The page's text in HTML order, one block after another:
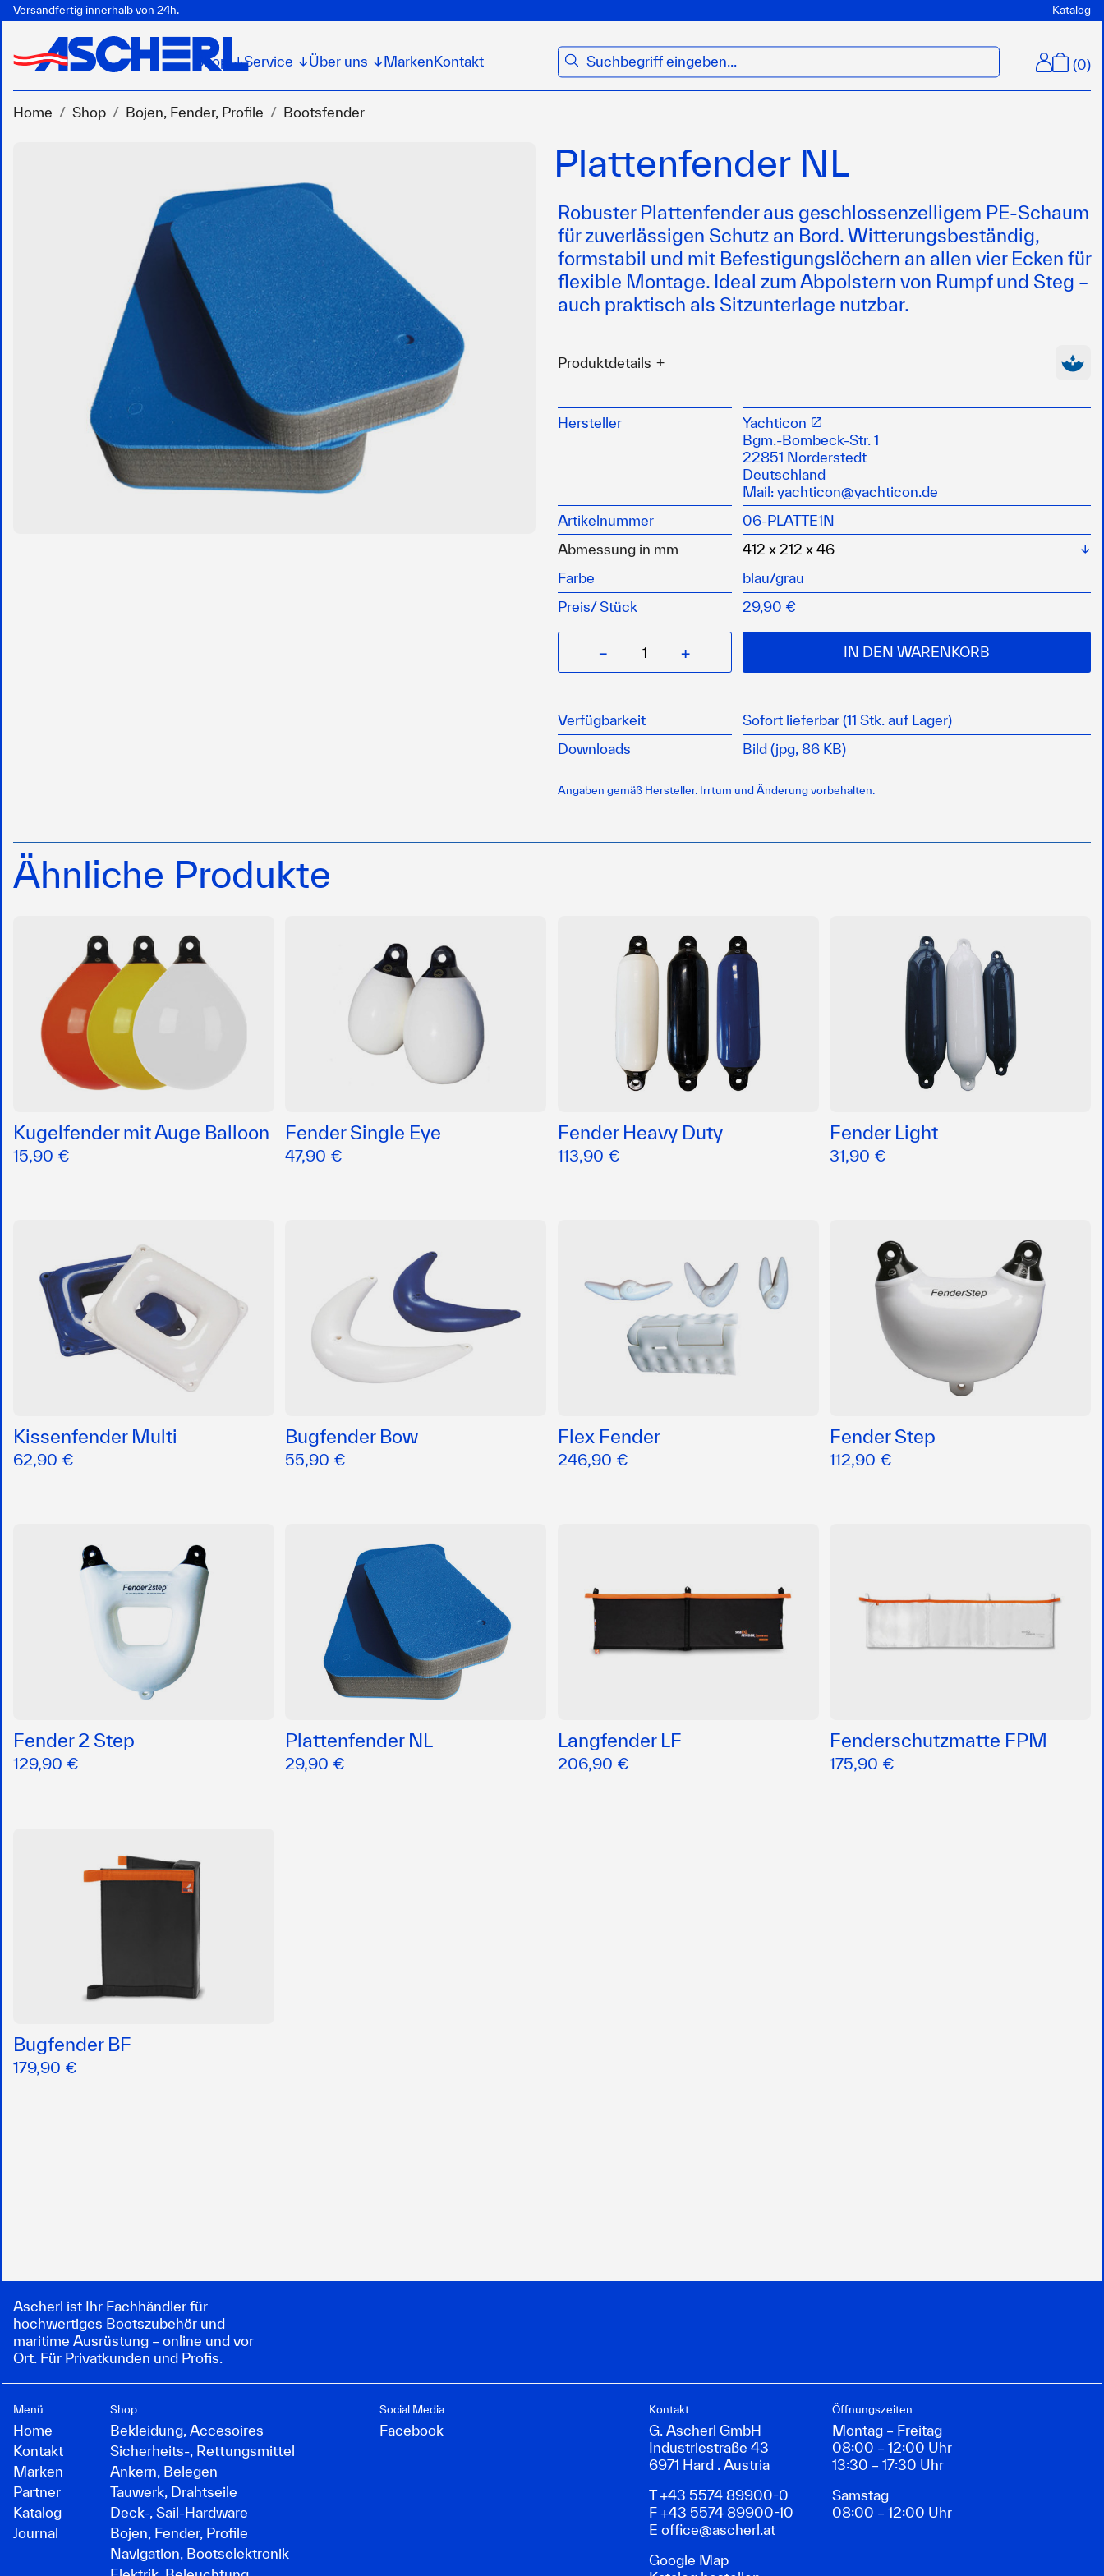
Versandfertig innerhalb von 24h. Katalog
Shop ↓Service ↓Über uns ↓ Marken Kontakt suchen (0)
Home Shop Bojen, Fender, Profile Bootsfender
Plattenfender NL
Robuster Plattenfender aus geschlossenzelligem PE-Schaum
für zuverlässigen Schutz an Bord. Witterungsbeständig,
formstabil und mit Befestigungslöchern an allen vier Ecken für
flexible Montage. Ideal zum Abpolstern von Rumpf und Steg –
auch praktisch als Sitzunterlage nutzbar.
Produktdetails
witterungsbeständig
mit Befestigungslöchern an allen vier Ecken
auch verwendbar als Sitzunterlage
Hersteller
Yachticon
Bgm.-Bombeck-Str. 1
22851 Norderstedt
Deutschland
Mail: yachticon@yachticon.de
Artikelnummer
06-PLATTE1N
Abmessung in mm
Farbe
blau/grau
Preis/Stück 29,90 €
− + IN DEN WARENKORB
Verfügbarkeit
Sofort lieferbar (11 Stk. auf Lager)
Downloads
Bild (jpg, 86 KB)
Angaben gemäß Hersteller. Irrtum und Änderung vorbehalten.
Ähnliche Produkte
Kugelfender mit Auge Balloon
15,90 €
Fender Single Eye
47,90 €
Fender Heavy Duty
113,90 €
Fender Light
31,90 €
Kissenfender Multi
62,90 €
Bugfender Bow
55,90 €
Flex Fender
246,90 €
Fender Step
112,90 €
Fender 2 Step
129,90 €
Plattenfender NL
29,90 €
Langfender LF
206,90 €
Fenderschutzmatte FPM
175,90 €
Bugfender BF
179,90 €
Ascherl ist Ihr Fachhändler für
hochwertiges Bootszubehör und
maritime Ausrüstung – online und vor
Ort. Für Privatkunden und Profis.
Menü
Home
Kontakt
Marken
Partner
Katalog
Journal
Shop
Bekleidung, Accesoires
Sicherheits-, Rettungsmittel
Ankern, Belegen
Tauwerk, Drahtseile
Deck-, Sail-Hardware
Bojen, Fender, Profile
Navigation, Bootselektronik
Social Media
Facebook
Kontakt
G. Ascherl GmbH
Industriestraße 43
6971 Hard . Austria
T +43 5574 89900-0
F +43 5574 89900-10
Eoffice@ascherl.at
Google Map
Öffnungszeiten
Montag – Freitag
08:00 – 12:00 Uhr
13:30 – 17:30 Uhr
Samstag
08:00 – 12:00 Uhr